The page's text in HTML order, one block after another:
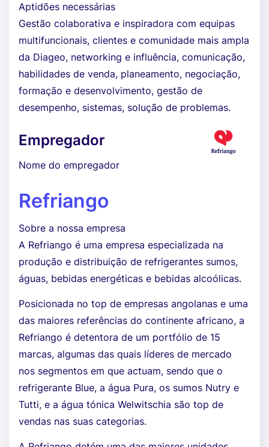
Aptidões necessárias
Gestão colaborativa e inspiradora com equipas
multifuncionais, clientes e comunidade mais ampla
da Diageo, networking e influência, comunicação,
habilidades de venda, planeamento, negociação,
formação e desenvolvimento, gestão de
desempenho, sistemas, solução de problemas.
Empregador
Nome do empregador
Refriango
Sobre a nossa empresa
A Refriango é uma empresa especializada na
produção e distribuição de refrigerantes sumos,
águas, bebidas energéticas e bebidas alcoólicas.
Posicionada no top de empresas angolanas e uma
das maiores referências do continente africano, a
Refriango é detentora de um portfólio de 15
marcas, algumas das quais líderes de mercado
nos segmentos em que actuam, sendo que o
refrigerante Blue, a água Pura, os sumos Nutry e
Tutti, e a água tónica Welwitschia são top de
vendas nas suas categorias.